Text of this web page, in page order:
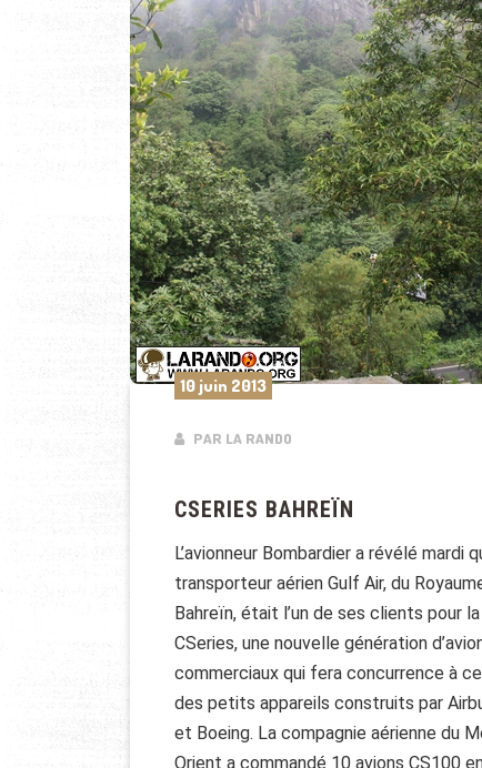
10 juin 2013
PAR LA RANDO
CSERIES BAHREÏN
L’avionneur Bombardier a révélé mardi
transporteur aérien Gulf Air, du
Bahreïn, était l’un de ses clients pour la
CSeries, une nouvelle génération
commerciaux qui fera concurrence à
des petits appareils construits par
et Boeing. La compagnie aérienne du
Orient a commandé 10 avions CS100